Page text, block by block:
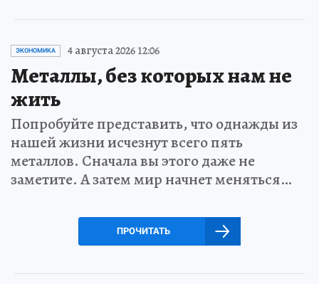
ЭКОНОМИКА 4 августа 2026 12:06
Металлы, без которых нам не
жить
Попробуйте представить, что однажды из
нашей жизни исчезнут всего пять
металлов. Сначала вы этого даже не
заметите. А затем мир начнет меняться…
ПРОЧИТАТЬ